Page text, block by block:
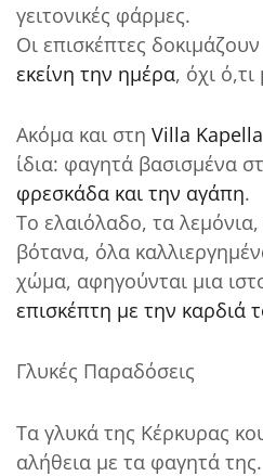
γειτονικές φάρμες.
Οι επισκέπτες δοκιμάζουν
εκείνη την ημέρα, όχι
Ακόμα και στη Villa Kapella
ίδια: φαγητά βασισμένα
φρεσκάδα και την αγάπη.
Το ελαιόλαδο, τα
βότανα, όλα
χώμα, αφηγούνται μια
επισκέπτη με την καρδιά
Γλυκές Παραδόσεις
Τα γλυκά της Κέρκυρας
αλήθεια με τα φαγητά της.